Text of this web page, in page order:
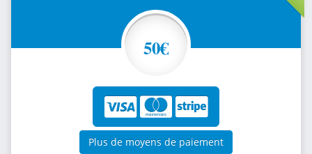
50€
Plus de moyens de paiement